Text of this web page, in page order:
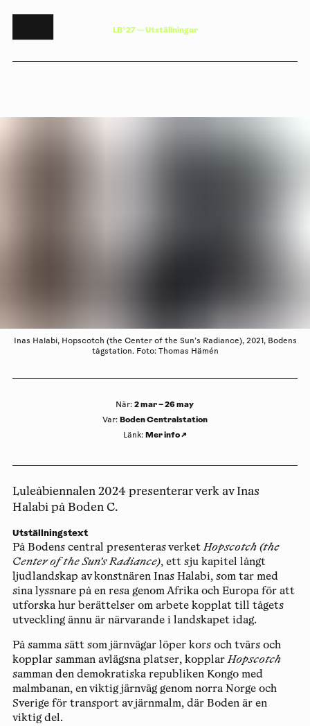
LB°27—Utställningar
Inas Halabi, Hopscotch (the Center of the Sun’s Radiance), 2021, Bodens
tågstation. Foto: Thomas Hämén
När:2 mar – 26 may
Var: Boden Centralstation
Länk: Mer info↗
Luleåbiennalen 2024 presenterar verk av Inas
Halabi på Boden C.
Utställningstext
På Bodens central presenteras verketHopscotch (the
Center of the Sun’s Radiance), ett sju kapitel långt
ljudlandskap av konstnärenInas Halabi, som tar med
sina lyssnare på en resa genom Afrika och Europa för att
utforska hur berättelser om arbete kopplat till tågets
utveckling ännu är närvarande i landskapet idag.
På samma sätt som järnvägar löper kors och tvärs och
kopplar samman avlägsna platser, kopplarHopscotch
samman den demokratiska republiken Kongo med
malmbanan, en viktig järnväg genom norra Norge och
Sverige för transport av järnmalm, där Boden är en
viktig del.